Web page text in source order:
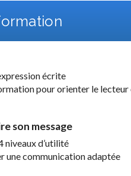
écrite
pour orienter le lecteur
son message
niveaux d’utilité
une communication adaptée